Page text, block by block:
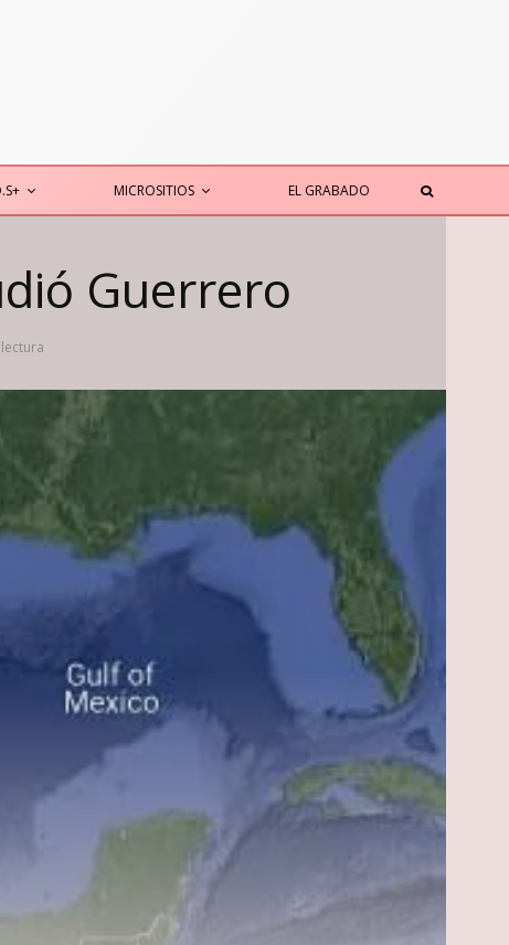
MICROSITIOS EL GRABADO
Guerrero